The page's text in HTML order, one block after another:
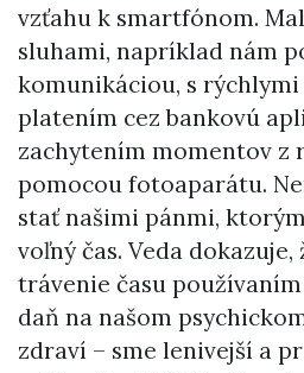
vzťahu k smartfónom.
sluhami, napríklad nám
komunikáciou, s
platením cez bankovú
zachytením momentov z
pomocou fotoaparátu.
stať našimi pánmi,
voľný čas. Veda
trávenie času
daň na našom
zdraví – sme lenivejší a